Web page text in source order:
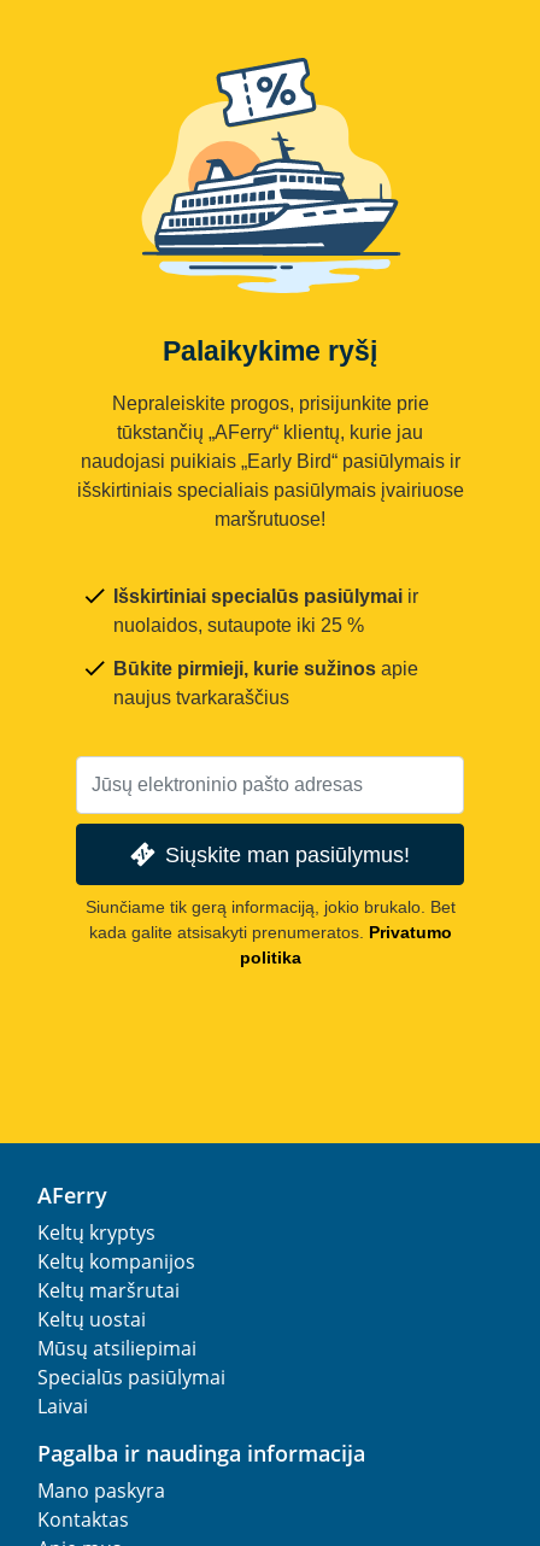
Palaikykime ryšį
Nepraleiskite progos, prisijunkite prie
tūkstančių „AFerry“ klientų, kurie jau
naudojasi puikiais „Early Bird“ pasiūlymais ir
išskirtiniais specialiais pasiūlymais įvairiuose
maršrutuose!
Išskirtiniai specialūs pasiūlymai ir
nuolaidos, sutaupote iki 25 %
Būkite pirmieji, kurie sužinos apie
naujus tvarkaraščius
Siųskite man pasiūlymus!
Siunčiame tik gerą informaciją, jokio brukalo. Bet
kada galite atsisakyti prenumeratos. Privatumo
politika
AFerry
Keltų kryptys
Keltų kompanijos
Keltų maršrutai
Keltų uostai
Mūsų atsiliepimai
Specialūs pasiūlymai
Laivai
Pagalba ir naudinga informacija
Mano paskyra
Kontaktas